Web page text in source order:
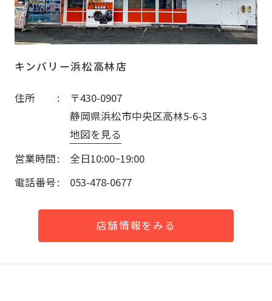
キンバリー浜松高林店
住所
〒430-0907
静岡県浜松市中央区高林5-6-3
地図を見る
営業時間
全日10:00~19:00
電話番号
053-478-0677
店舗情報をみる